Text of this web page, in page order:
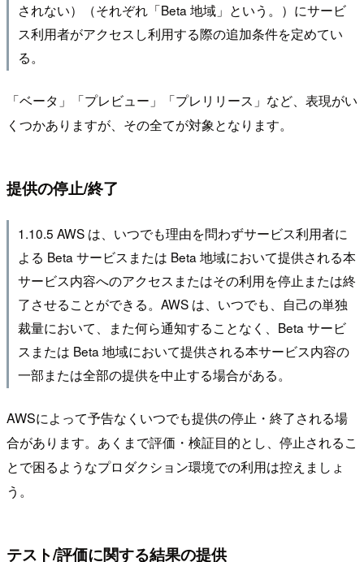
されない）（それぞれ「Beta 地域」という。）にサービ
ス利用者がアクセスし利用する際の追加条件を定めてい
る。
「ベータ」「プレビュー」「プレリリース」など、表現がい
くつかありますが、その全てが対象となります。
提供の停止/終了
1.10.5 AWS は、いつでも理由を問わずサービス利用者に
よる Beta サービスまたは Beta 地域において提供される本
サービス内容へのアクセスまたはその利用を停止または終
了させることができる。AWS は、いつでも、自己の単独
裁量において、また何ら通知することなく、Beta サービ
スまたは Beta 地域において提供される本サービス内容の
一部または全部の提供を中止する場合がある。
AWSによって予告なくいつでも提供の停止・終了される場
合があります。あくまで評価・検証目的とし、停止されるこ
とで困るようなプロダクション環境での利用は控えましょ
う。
テスト/評価に関する結果の提供